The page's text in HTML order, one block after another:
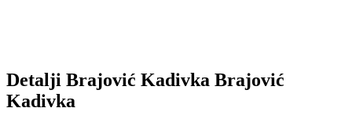
Detalji Brajović Kadivka Brajović
Kadivka